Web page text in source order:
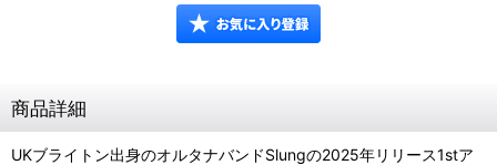
商品詳細
UKブライトン出身のオルタナバンドSlungの2025年リリース1stア